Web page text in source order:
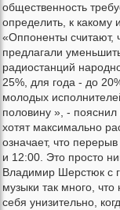
общественность
определить, к
«Оппоненты считают,
предлагали
радиостанций
25%, для года - до
молодых
половину », -
хотят максимально
означает, что
и 12:00. Это просто
Владимир Шерстюк с
музыки так много,
себя унизительно,